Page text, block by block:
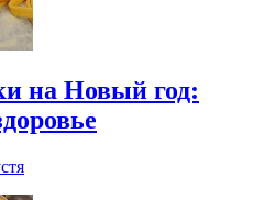
на Новый год: